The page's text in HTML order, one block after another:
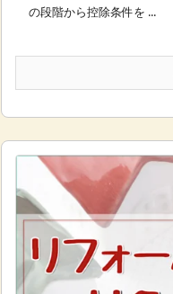
の段階から控除条件を ...